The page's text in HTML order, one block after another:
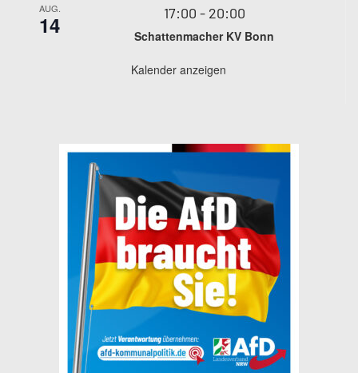
AUG.
14 17:00 - 20:00
Schattenmacher KV Bonn
Kalender anzeigen